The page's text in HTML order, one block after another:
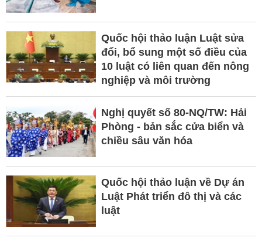
Quốc hội thảo luận Luật sửa
đổi, bổ sung một số điều của
10 luật có liên quan đến nông
nghiệp và môi trường
Nghị quyết số 80-NQ/TW: Hải
Phòng - bản sắc cửa biển và
chiều sâu văn hóa
Quốc hội thảo luận về Dự án
Luật Phát triển đô thị và các
luật